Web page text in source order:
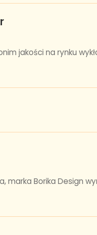
jakości na rynku
marka Borika Design